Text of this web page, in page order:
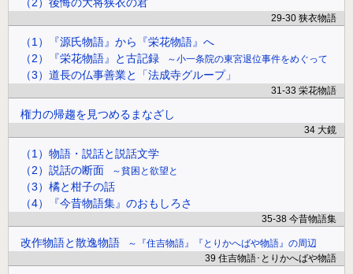
29-30 狭衣物語
（1）『源氏物語』から『栄花物語』へ
（2）『栄花物語』と古記録
小一条院の東宮退位事件をめぐって
（3）道長の仏事善業と「法成寺グループ」
31-33 栄花物語
権力の帰趨を見つめるまなざし
34 大鏡
（1）物語・説話と説話文学
（2）説話の断面
貧困と欲望と
（3）橘と柑子の話
（4）『今昔物語集』のおもしろさ
35-38 今昔物語集
改作物語と散逸物語
『住吉物語』『とりかへばや物語』の周辺
39 住吉物語･とりかへばや物語